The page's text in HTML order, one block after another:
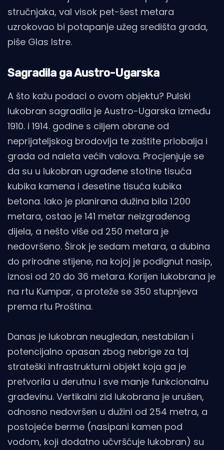
stručnjaka, val visok pet-šest metara
uzrokovao bi potapanje užeg središta grada,
piše Glas Istre.
Sagradila ga Austro-Ugarska
A što kažu podaci o ovom objektu? Pulski
lukobran sagradila je Austro-Ugarska između
1910. i 1914. godine s ciljem obrane od
neprijateljskog brodovlja te zaštite priobalja i
grada od naleta većih valova. Procjenjuje se
da su u lukobran ugrađene stotine tisuća
kubika kamena i desetine tisuća kubika
betona. Iako je planirana dužina bila 1.200
metara, ostao je 141 metar neizgrađenog
dijela, a nešto više od 250 metara je
nedovršeno. Širok je sedam metara, a dubina
do prirodne stijene, na kojoj je podignut nasip,
iznosi od 20 do 36 metara. Korijen lukobrana je
na rtu Kumpar, a proteže se 350 stupnjeva
prema rtu Proština.
Danas je lukobran neugledan, nestabilan i
potencijalno opasan zbog nebrige za taj
strateški infrastrukturni objekt koja ga je
pretvorila u derutnu i sve manje funkcionalnu
građevinu. Vertikalni zid lukobrana je urušen,
odnosno nedovršen u dužini od 254 metra, a
postojeće berme (nasipani kamen pod
vodom, koji dodatno učvršćuje lukobran) su